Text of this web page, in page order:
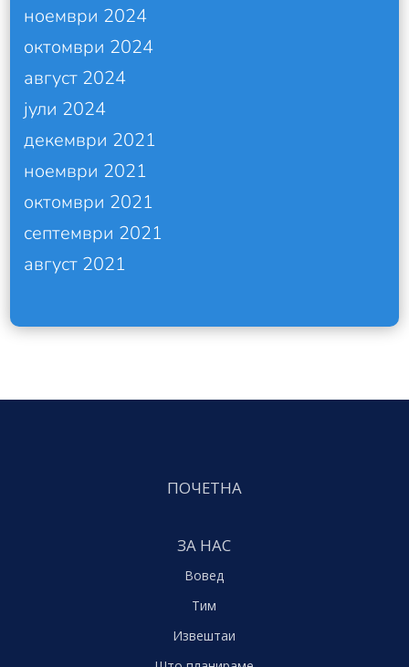
ноември 2024
октомври 2024
август 2024
јули 2024
декември 2021
ноември 2021
октомври 2021
септември 2021
август 2021
ПОЧЕТНА
ЗА НАС
Вовед
Тим
Извештаи